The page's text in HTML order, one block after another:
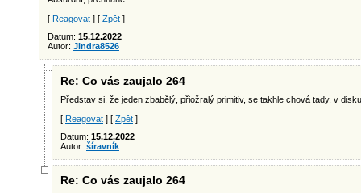
[ Reagovat ] [ Zpět ]
Datum: 15.12.2022
Autor: Jindra8526
Re: Co vás zaujalo 264
Představ si, že jeden zbabělý, přiožralý primitiv, se takhle chová tady, v
[ Reagovat ] [ Zpět ]
Datum: 15.12.2022
Autor: šíravník
Re: Co vás zaujalo 264